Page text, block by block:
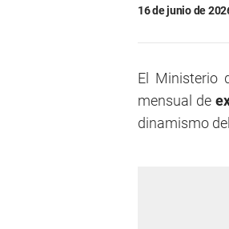
16 de junio de
El Ministerio
mensual de
dinamismo